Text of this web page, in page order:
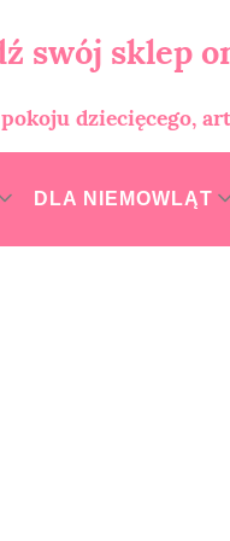
swój sklep
dziecięcego,
DLA NIEMOWLĄT